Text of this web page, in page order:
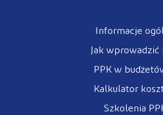
Informacje
Jak wprowadzić
PPK w
Kalkulator
Szkolenia